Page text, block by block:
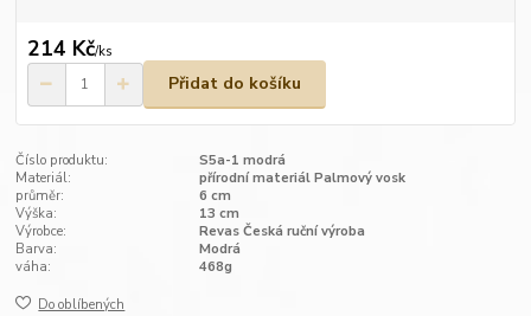
214 Kč/ks
Přidat do košíku
Číslo produktu:
S5a-1 modrá
Materiál:
přírodní materiál Palmový vosk
průměr:
6 cm
Výška:
13 cm
Výrobce:
Revas Česká ruční výroba
Barva:
Modrá
váha:
468g
Do oblíbených